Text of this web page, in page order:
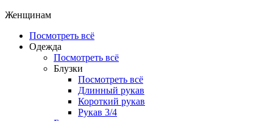
Женщинам
Посмотреть всё
Одежда
Посмотреть всё
Блузки
Посмотреть всё
Длинный рукав
Короткий рукав
Рукав 3/4